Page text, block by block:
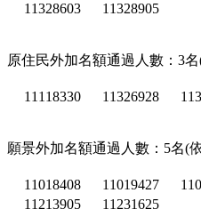
11328603
11328905
原住民外加名額通過人數：3
11118330 11326928
願景外加名額通過人數：5名(
11018408 11019427
11213905
11231625